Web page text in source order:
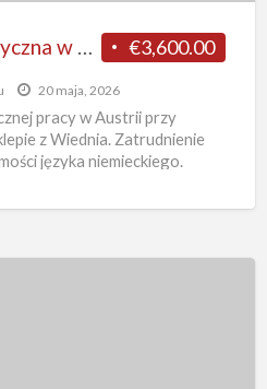
€3,600.00
20 maja, 2026
pracy w Austrii przy
z Wiednia. Zatrudnienie
języka niemieckiego.